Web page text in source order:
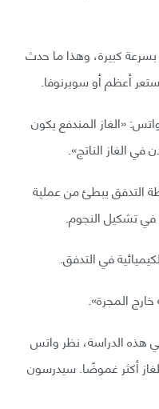
بسرعة كبيرة، وهذا ما حدث
«الغاز المندفع يكون
في الغاز الناتج».
التدفق يبطئ من عملية
في تشكيل النجوم.
المجرة».
هذه الدراسة، نظر واتس
أكثر غموضًا. سيدرسون